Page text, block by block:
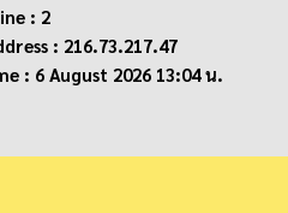
: 2
: 216.73.217.47
: 6 August 2026 13:04 น.